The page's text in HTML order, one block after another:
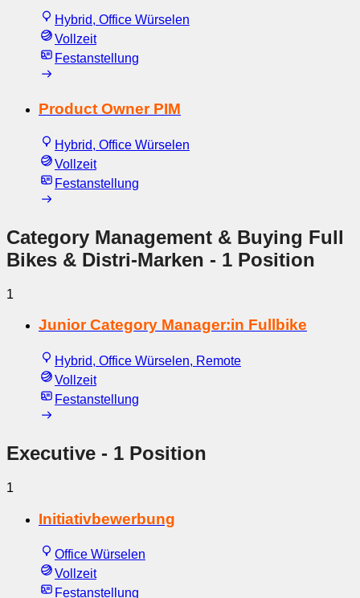
Hybrid, Office Würselen
Vollzeit
Festanstellung
Product Owner PIM
Hybrid, Office Würselen
Vollzeit
Festanstellung
Category Management & Buying Full
Bikes & Distri-Marken - 1 Position
1
Junior Category Manager:in Fullbike
Hybrid, Office Würselen, Remote
Vollzeit
Festanstellung
Executive - 1 Position
1
Initiativbewerbung
Office Würselen
Vollzeit
Festanstellung